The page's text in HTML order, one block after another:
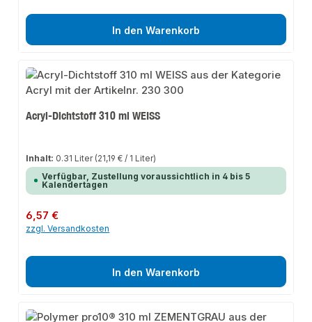
In den Warenkorb
Acryl-Dichtstoff 310 ml WEISS
Inhalt: 0.31 Liter (21,19 € / 1 Liter)
Verfügbar, Zustellung voraussichtlich in 4 bis 5
Kalendertagen
Regulärer Preis:
6,57 €
zzgl. Versandkosten
In den Warenkorb